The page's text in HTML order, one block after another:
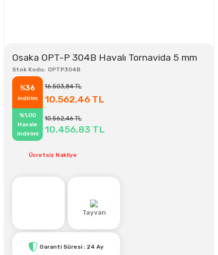
Osaka OPT-P 304B Havalı Tornavida 5 mm
Stok Kodu OPTP304B
%36
indirim
16.503,84 TL
10.562,46 TL
%1,00
Havale
indirimi
10.562,46 TL
10.456,83 TL
Ücretsiz Nakliye
Tayvan
Garanti Süresi : 24 Ay